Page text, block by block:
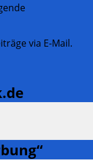
via E-Mail.